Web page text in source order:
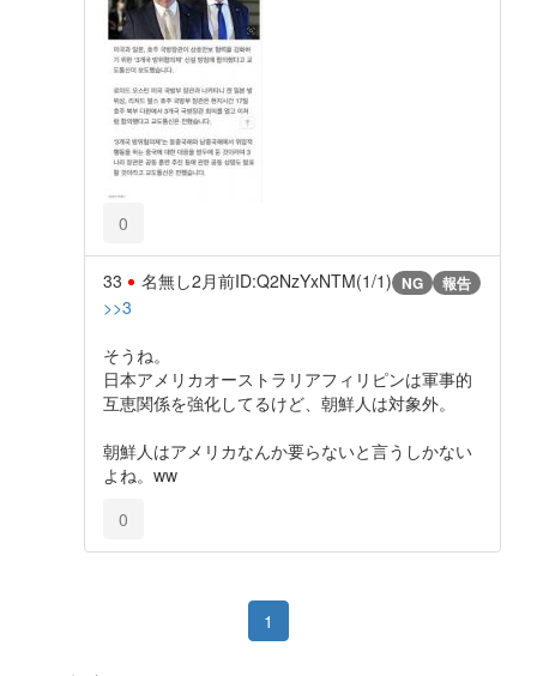
0
33 名無し2月前ID:Q2NzYxNTM(1/1) NG 報告
>>3
そうね。
日本アメリカオーストラリアフィリピンは軍事的
互恵関係を強化してるけど、朝鮮人は対象外。
朝鮮人はアメリカなんか要らないと言うしかない
よね。ww
0
1